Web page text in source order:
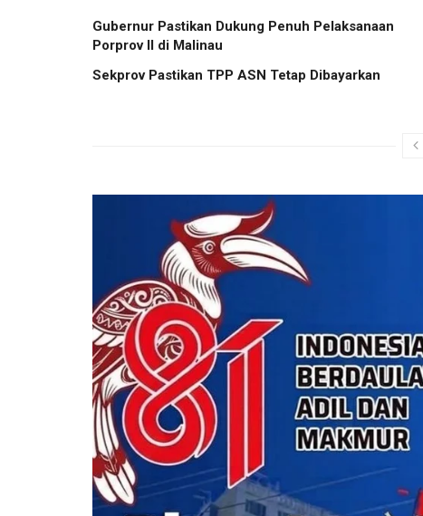
Gubernur Pastikan Dukung Penuh Pelaksanaan
Porprov II di Malinau
Sekprov Pastikan TPP ASN Tetap Dibayarkan